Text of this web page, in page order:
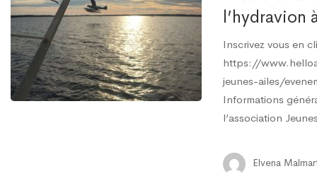
l’hydravion
Inscrivez vous en
https://
jeunes-ailes/
Informations
l’association
Elvena